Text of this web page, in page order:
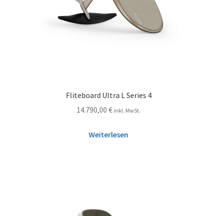
Fliteboard Ultra L Series 4
14.790,00 € inkl. MwSt.
Weiterlesen